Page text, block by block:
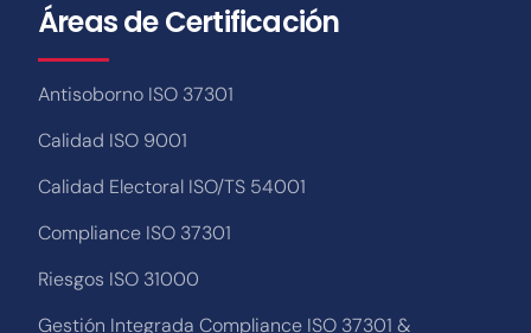
Áreas de Certificación
Antisoborno ISO 37301
Calidad ISO 9001
Calidad Electoral ISO/TS 54001
Compliance ISO 37301
Riesgos ISO 31000
Gestión Integrada Compliance ISO 37301 &